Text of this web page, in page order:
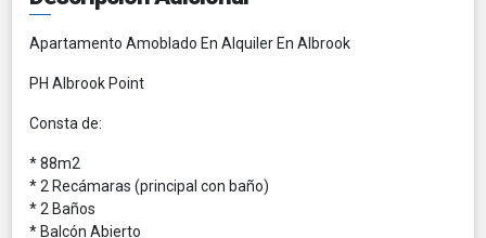
Apartamento Amoblado En Alquiler En Albrook
PH Albrook Point
Consta de:
* 88m2
* 2 Recámaras (principal con baño)
* 2 Baños
* Balcón Abierto